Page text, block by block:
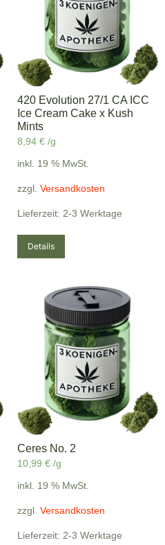
420 Evolution 27/1 CA ICC
Ice Cream Cake x Kush
Mints
8,94 € /g
inkl. 19 % MwSt.
zzgl. Versandkosten
Lieferzeit: 2-3 Werktage
Details
Ceres No. 2
10,99 € /g
inkl. 19 % MwSt.
zzgl. Versandkosten
Lieferzeit: 2-3 Werktage